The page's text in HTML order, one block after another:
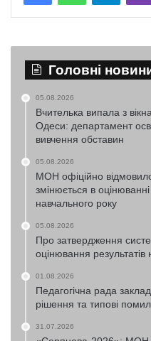
Головні
05.08.2026
Вчителька випала з
Одеси: департамент
вивчення обставин
05.08.2026
МОН офіційно
змінюється в
навчального року
05.08.2026
Про затвердження
оцінювання результатів
01.08.2026
Педагогічна рада
рішення та типові
31.07.2026